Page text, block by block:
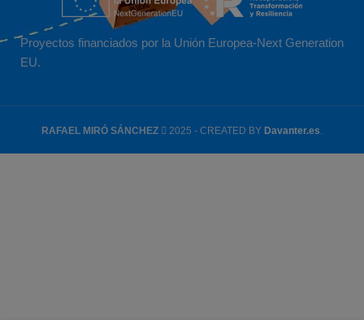
Proyectos financiados por la Unión Europea-Next Generation
EU.
RAFAEL MIRÓ SÁNCHEZ 2025 - CREATED BY Davanter.es